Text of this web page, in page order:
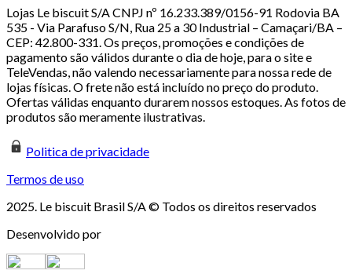
Lojas Le biscuit S/A CNPJ nº 16.233.389/0156-91 Rodovia BA
535 - Via Parafuso S/N, Rua 25 a 30 Industrial – Camaçari/BA –
CEP: 42.800-331. Os preços, promoções e condições de
pagamento são válidos durante o dia de hoje, para o site e
TeleVendas, não valendo necessariamente para nossa rede de
lojas físicas. O frete não está incluído no preço do produto.
Ofertas válidas enquanto durarem nossos estoques. As fotos de
produtos são meramente ilustrativas.
Politica de privacidade
Termos de uso
2025. Le biscuit Brasil S/A © Todos os direitos reservados
Desenvolvido por